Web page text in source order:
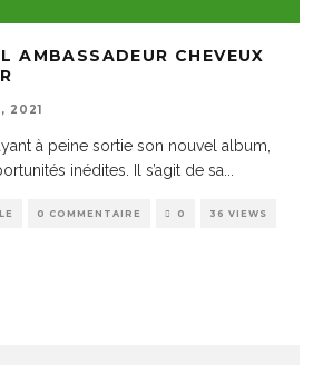
AMBASSADEUR CHEVEUX
2021
à peine sortie son nouvel album,
inédites. Il s’agit de sa
0 COMMENTAIRE 0 36 VIEWS